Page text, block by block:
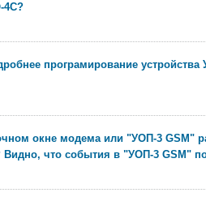
4С?
програмирование
окне модема или "УОП-3 GSM"
Видно, что события в "УОП-3 GSM"